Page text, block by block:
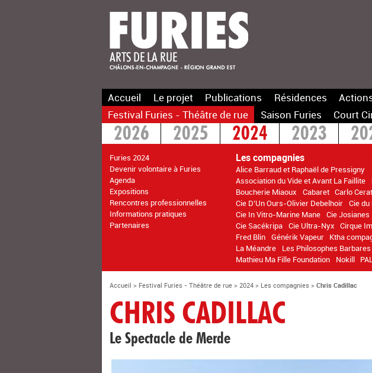
Accueil Le projet Publications Résidences
Festival Furies - Théâtre de rue
Saison Furies Court
2026 2025 2024
Furies 2024
Devenir volontaire à Furies
Agenda
Expositions
Rencontres professionnelles
Informations pratiques
Partenaires
Les compagnies
Alice Barraud et Raphaël de Pressigny
Association du Vide et Avant La Faillite
Boucherie Miaoux
Cabaret Carlo
Cie D’Un Ours-Olivier Debelhoir Cie
Cie In Vitro-Marine Mane Cie Josianes
Cie Sacékripa Cie Ultra-Nyx Cirque
Fred Blin Générik Vapeur Ktha
La Méandre
Les Philosophes Barbares
Mathieu Ma Fille Foundation
Nokill
2023
2016
>2014
Accueil > Festival Furies - Théâtre de rue > 2024 > Les compagnies >Chris Cadillac
CHRIS CADILLAC
Le Spectacle de Merde